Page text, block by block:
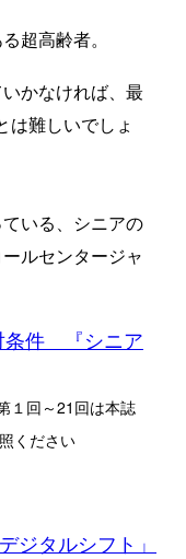
超高齢者。
かなければ、最
は難しいでしょ
いる、シニアの
ルセンタージャ
条件 『シニア
１回～21回は本誌
ください
ジタルシフト」